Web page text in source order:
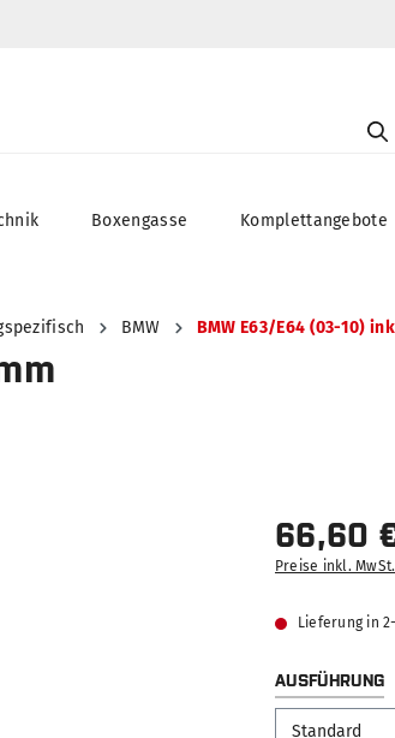
Boxengasse Komplettangebote
BMW BMW E63/E64 (03-10)
66,60
Preise inkl.
Lieferung in
AUSFÜHRUNG